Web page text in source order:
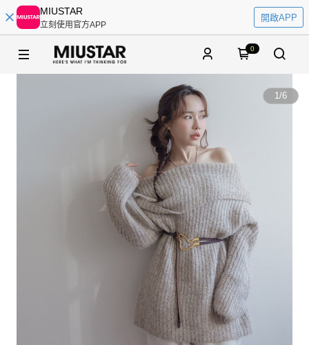
MIUSTAR
立刻使用官方APP
開啟APP
0
1/6